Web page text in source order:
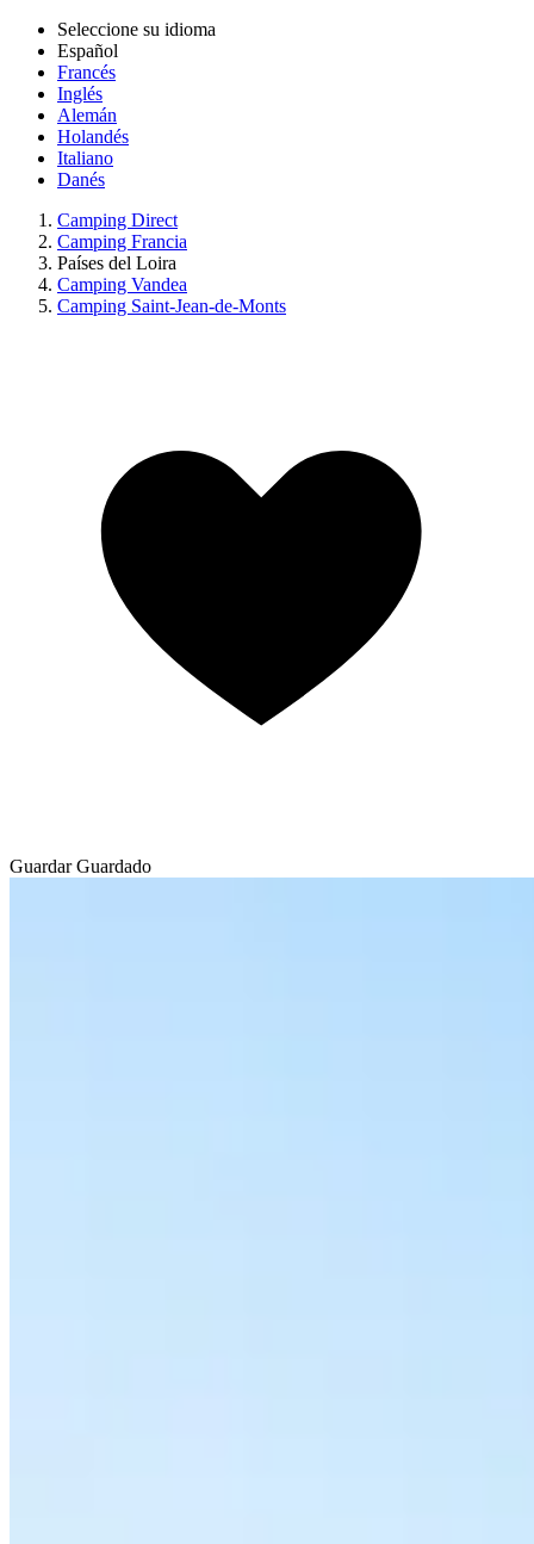
Seleccione su idioma
Español
Francés
Inglés
Alemán
Holandés
Italiano
Danés
Camping Direct
Camping Francia
Países del Loira
Camping Vandea
Camping Saint-Jean-de-Monts
GuardarGuardado